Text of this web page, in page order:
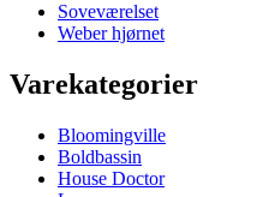
Soveværelset
Weber hjørnet
Varekategorier
Bloomingville
Boldbassin
House Doctor